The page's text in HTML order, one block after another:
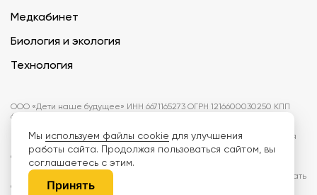
Медкабинет
Биология и экология
Технология
ООО «Дети наше будущее» ИНН 6671165273 ОГРН 1216600030250 КПП
667101001 БИК 046577674
Информация на сайте не является публичной офертой. Изображения
могут отличаться от поставляемых товаров. Поставщик оставляет за
собой право изменить цены и характеристики товаров без
предварительного уведомления заказчика, если это не влияет на
качество поставляемой продукции. Мы используем cookie, чтобы делать
сайт лучше. Пользуясь сайтом, вы соглашаетесь с
Мы используем файлы cookie для улучшения
работы сайта. Продолжая пользоваться сайтом, вы
соглашаетесь с этим.
Принять